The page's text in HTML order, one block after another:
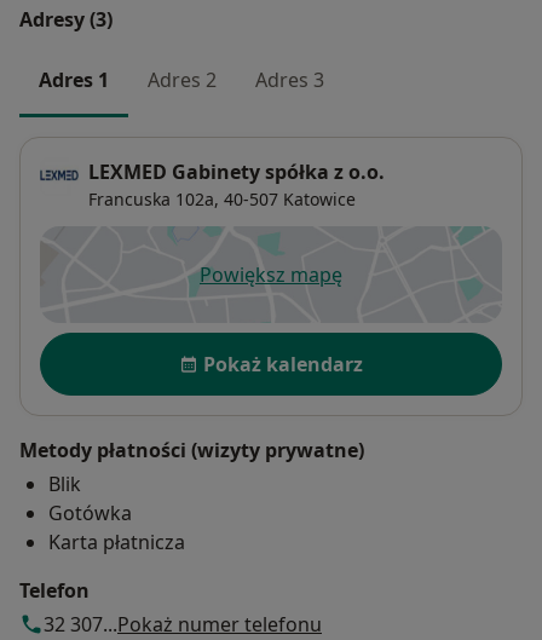
Adresy (3)
Adres 1 Adres 2 Adres 3
LEXMED Gabinety spółka z o.o.
Francuska 102a, 40-507 Katowice
Powiększ mapęotwiera się w nowej karcie
Dostępność
Pokaż kalendarz
Metody płatności (wizyty prywatne)
Blik
Gotówka
Karta płatnicza
Telefon
32 307...Pokaż numer telefonu